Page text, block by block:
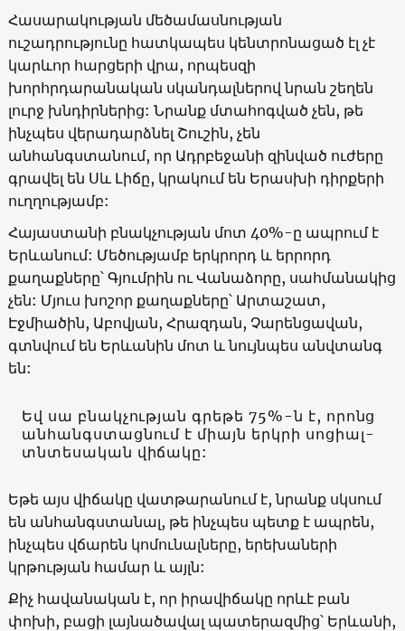
Հասարակության մեծամասնության
ուշադրությունը հատկապես կենտրոնացած էլ չէ
կարևոր հարցերի վրա, որպեսզի
խորհրդարանական սկանդալներով նրան շեղեն
լուրջ խնդիրներից: Նրանք մտահոգված չեն, թե
ինչպես վերադարձնել Շուշին, չեն
անհանգստանում, որ Ադրբեջանի զինված ուժերը
գրավել են Սև Լիճը, կրակում են Երասխի դիրքերի
ուղղությամբ:
Հայաստանի բնակչության մոտ 40%-ը ապրում է
Երևանում: Մեծությամբ երկրորդ և երրորդ
քաղաքները՝ Գյումրին ու Վանաձորը, սահմանակից
չեն: Մյուս խոշոր քաղաքները՝ Արտաշատ,
Էջմիածին, Աբովյան, Հրազդան, Չարենցավան,
գտնվում են Երևանին մոտ և նույնպես անվտանգ
են:
Եվ սա բնակչության գրեթե 75%-ն է, որոնց
անհանգստացնում է միայն երկրի սոցիալ-
տնտեսական վիճակը:
Եթե ​​այս վիճակը վատթարանում է, նրանք սկսում
են անհանգստանալ, թե ինչպես պետք է ապրեն,
ինչպես վճարեն կոմունալները, երեխաների
կրթության համար և այլն:
Քիչ հավանական է, որ իրավիճակը որևէ բան
փոխի, բացի լայնածավալ պատերազմից՝ Երևանի,